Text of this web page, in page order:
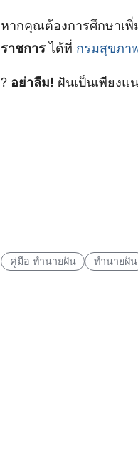
หากคุณต้องการศึกษาเพิ่
ราชการได้ที่ กรมสุขภา
? อย่าลืม! ฝันเป็นเพียง
คู่มือ ทำนายฝัน ทำนายฝัน